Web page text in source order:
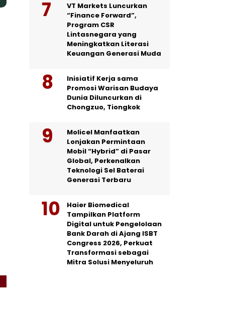
VT Markets Luncurkan
“Finance Forward”,
Program CSR
Lintasnegara yang
Meningkatkan Literasi
Keuangan Generasi Muda
Inisiatif Kerja sama
Promosi Warisan Budaya
Dunia Diluncurkan di
Chongzuo, Tiongkok
Molicel Manfaatkan
Lonjakan Permintaan
Mobil “Hybrid” di Pasar
Global, Perkenalkan
Teknologi Sel Baterai
Generasi Terbaru
Haier Biomedical
Tampilkan Platform
Digital untuk Pengelolaan
Bank Darah di Ajang ISBT
Congress 2026, Perkuat
Transformasi sebagai
Mitra Solusi Menyeluruh